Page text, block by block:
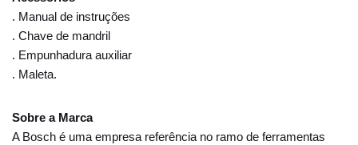
. Manual de instruções
. Chave de mandril
. Empunhadura auxiliar
. Maleta.
Sobre a Marca
A Bosch é uma empresa referência no ramo de ferramentas